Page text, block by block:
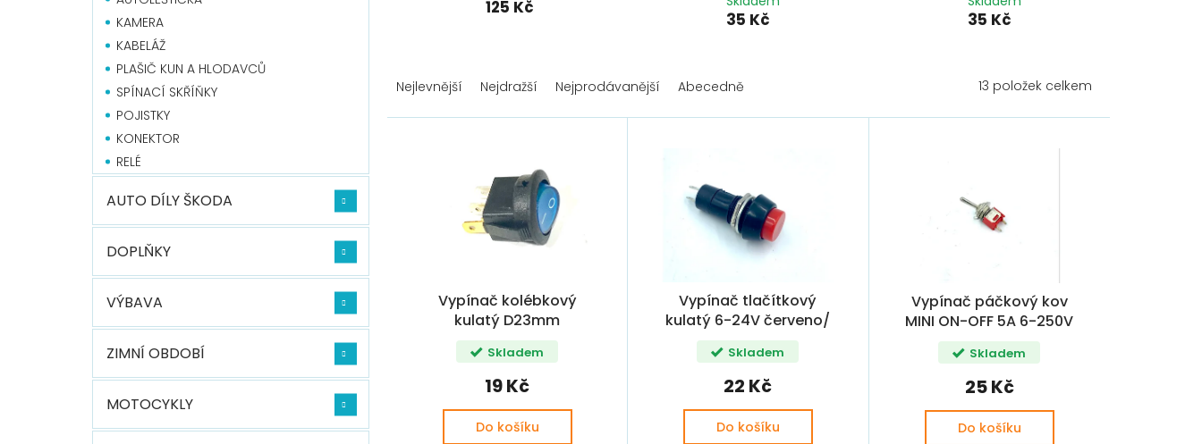
KAMERA
KABELÁŽ
PLAŠIČ KUN A HLODAVCŮ
SPÍNACÍ SKŘÍŇKY
POJISTKY
KONEKTOR
RELÉ
AUTO DÍLY ŠKODA
DOPLŇKY
VÝBAVA
ZIMNÍ OBDOBÍ
MOTOCYKLY
125 Kč
35 Kč 35 Kč
a
e
Nejlevnější Nejdražší Nejprodávanější Abecedně 13 položek celkem
V
Vypínač kolébkový
kulatý D23mm
modrý/zelený/oranžový/
červený
Skladem
19 Kč
Do košíku
Vypínač tlačítkový
kulatý 6-24V červeno/
černý
Skladem
22 Kč
Do košíku
Vypínač páčkový kov
MINI ON-OFF 5A 6-250V
Skladem
25 Kč
Do košíku